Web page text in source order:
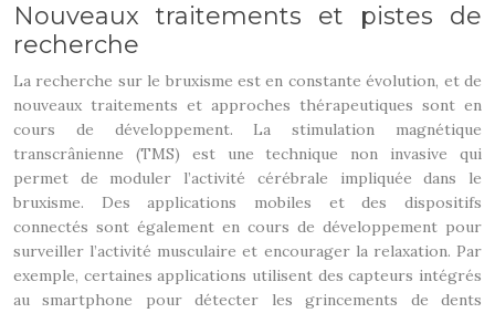
Nouveaux traitements et pistes de
recherche
La recherche sur le bruxisme est en constante évolution, et de
nouveaux traitements et approches thérapeutiques sont en
cours de développement. La stimulation magnétique
transcrânienne (TMS) est une technique non invasive qui
permet de moduler l’activité cérébrale impliquée dans le
bruxisme. Des applications mobiles et des dispositifs
connectés sont également en cours de développement pour
surveiller l’activité musculaire et encourager la relaxation. Par
exemple, certaines applications utilisent des capteurs intégrés
au smartphone pour détecter les grincements de dents